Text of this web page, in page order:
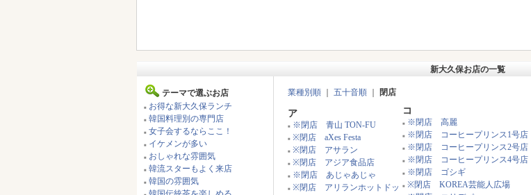
新大久保お店の一覧
テーマで選ぶお店
■ お得な新大久保ランチ
■ 韓国料理別の専門店
■ 女子会するならここ！
■ イケメンが多い
■ おしゃれな雰囲気
■ 韓流スターもよく来店
■ 韓国の雰囲気
業種別順 五十音順 閉店
ア
■ ※閉店 青山 TON-FU
■ ※閉店 aXes Festa
■ ※閉店 アサラン
■ ※閉店 アジア食品店
■ ※閉店 あじゃあじゃ
■ ※閉店 アリランホットドッ
コ
■ ※閉店 高麗
■ ※閉店 コーヒープリンス1号店
■ ※閉店 コーヒープリンス2号店
■ ※閉店 コーヒープリンス4号店
■ ※閉店 ゴシギ
■ ※閉店 KOREA芸能人広場